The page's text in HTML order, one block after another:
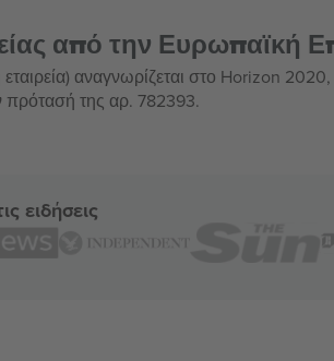
από την Ευρωπαϊκή
αναγνωρίζεται στο Horizon
πρότασή της αρ. 782393.
ειδήσεις